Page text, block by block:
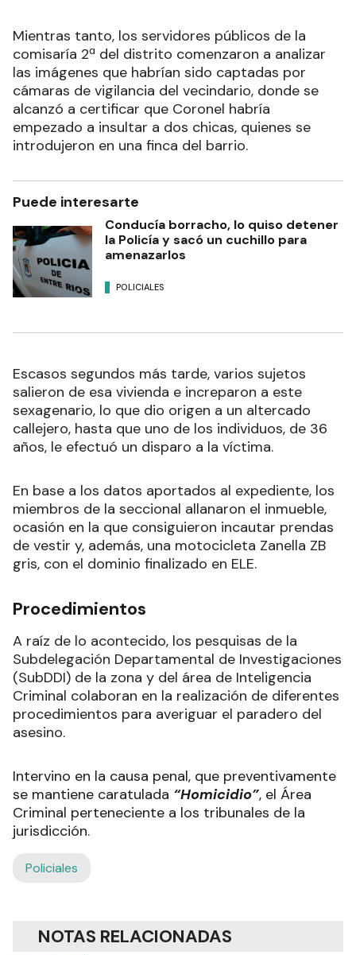
Mientras tanto, los servidores públicos de la
comisaría 2ª del distrito comenzaron a analizar
las imágenes que habrían sido captadas por
cámaras de vigilancia del vecindario, donde se
alcanzó a certificar que Coronel habría
empezado a insultar a dos chicas, quienes se
introdujeron en una finca del barrio.
Puede interesarte
Conducía borracho, lo quiso detener
la Policía y sacó un cuchillo para
amenazarlos
POLICIALES
Escasos segundos más tarde, varios sujetos
salieron de esa vivienda e increparon a este
sexagenario, lo que dio origen a un altercado
callejero, hasta que uno de los individuos, de 36
años, le efectuó un disparo a la víctima.
En base a los datos aportados al expediente, los
miembros de la seccional allanaron el inmueble,
ocasión en la que consiguieron incautar prendas
de vestir y, además, una motocicleta Zanella ZB
gris, con el dominio finalizado en ELE.
Procedimientos
A raíz de lo acontecido, los pesquisas de la
Subdelegación Departamental de Investigaciones
(SubDDI) de la zona y del área de Inteligencia
Criminal colaboran en la realización de diferentes
procedimientos para averiguar el paradero del
asesino.
Intervino en la causa penal, que preventivamente
se mantiene caratulada “Homicidio”, el Área
Criminal perteneciente a los tribunales de la
jurisdicción.
Policiales
NOTAS RELACIONADAS